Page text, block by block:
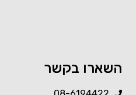
השארו בקשר